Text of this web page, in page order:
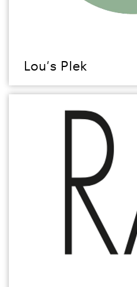
Lou's Plek